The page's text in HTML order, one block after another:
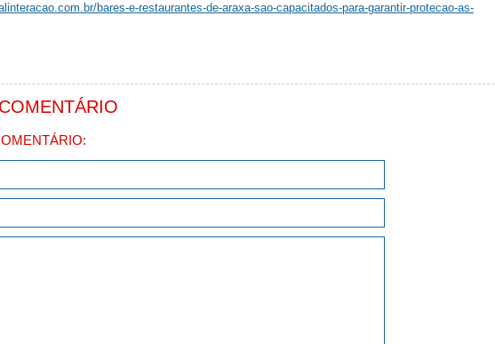
bares-e-restaurantes-de-araxa-sao-capacitados-para-garantir-protecao-as-